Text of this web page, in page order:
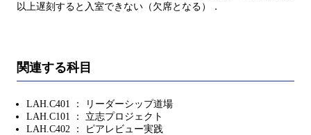
以上遅刻すると入室できない（欠席となる）．
関連する科目
LAH.C401 ： リーダーシップ道場
LAH.C101 ： 立志プロジェクト
LAH.C402 ： ピアレビュー実践